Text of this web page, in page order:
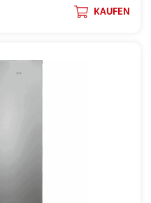
KAUFEN